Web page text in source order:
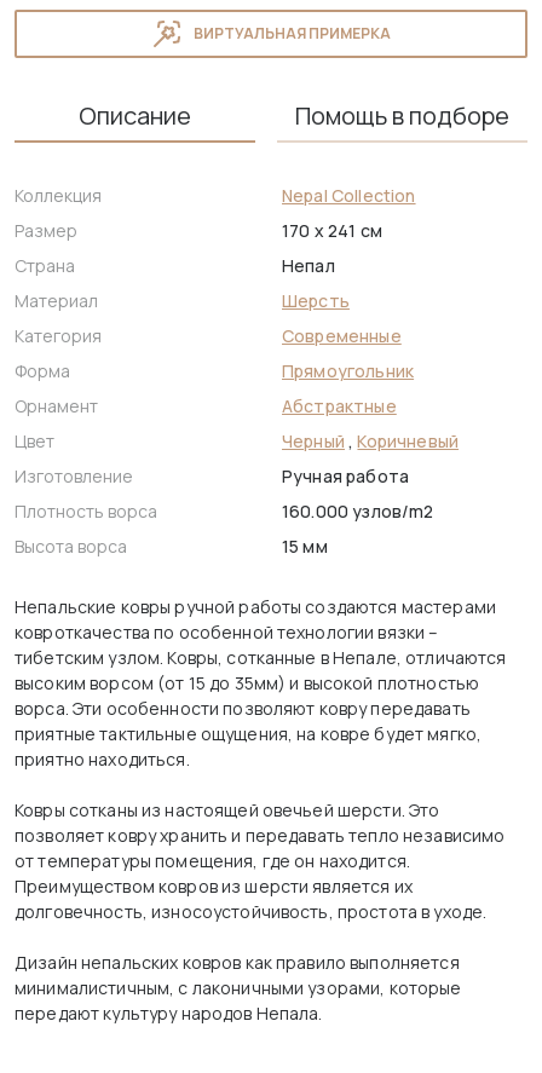
ВИРТУАЛЬНАЯ ПРИМЕРКА
Описание Помощь в подборе
Коллекция
Nepal Collection
Размер
170 x 241 см
Страна
Непал
Материал
Шерсть
Категория
Современные
Форма
Прямоугольник
Орнамент
Абстрактные
Цвет
Черный ,Коричневый
Изготовление
Ручная работа
Плотность ворса
160.000 узлов/m2
Высота ворса
15 мм
Непальские ковры ручной работы создаются мастерами
ковроткачества по особенной технологии вязки –
тибетским узлом. Ковры, сотканные в Непале, отличаются
высоким ворсом (от 15 до 35мм) и высокой плотностью
ворса. Эти особенности позволяют ковру передавать
приятные тактильные ощущения, на ковре будет мягко,
приятно находиться.
Ковры сотканы из настоящей овечьей шерсти. Это
позволяет ковру хранить и передавать тепло независимо
от температуры помещения, где он находится.
Преимуществом ковров из шерсти является их
долговечность, износоустойчивость, простота в уходе.
Дизайн непальских ковров как правило выполняется
минималистичным, с лаконичными узорами, которые
передают культуру народов Непала.